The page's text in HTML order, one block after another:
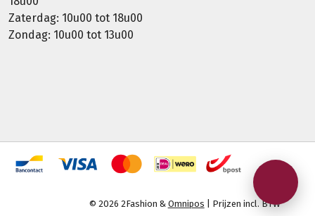
Zaterdag: 10u00 tot 18u00
Zondag: 10u00 tot 13u00
© 2026 2Fashion & Omnipos | Prijzen incl. BTW